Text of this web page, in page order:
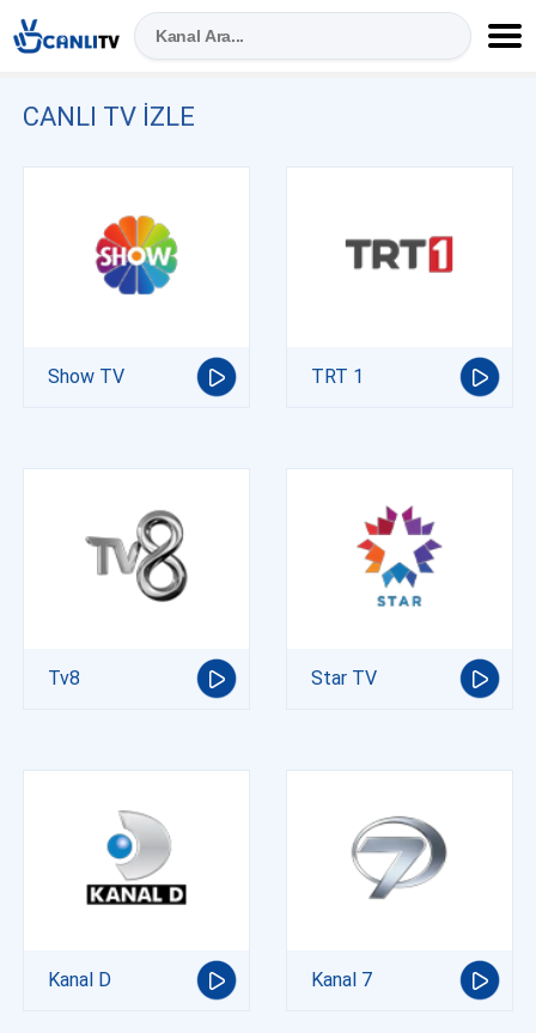
CANLI TV IZLE
Show TV TRT 1
Tv8 Star TV
Kanal D Kanal 7